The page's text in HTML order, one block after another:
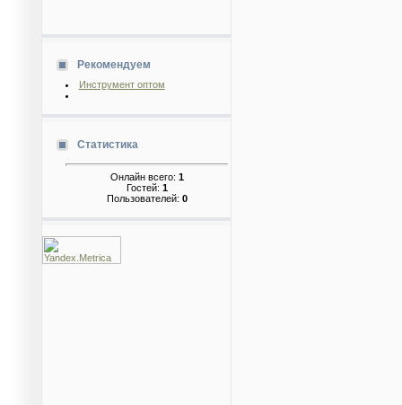
Рекомендуем
Инструмент оптом
Статистика
Онлайн всего: 1
Гостей: 1
Пользователей: 0